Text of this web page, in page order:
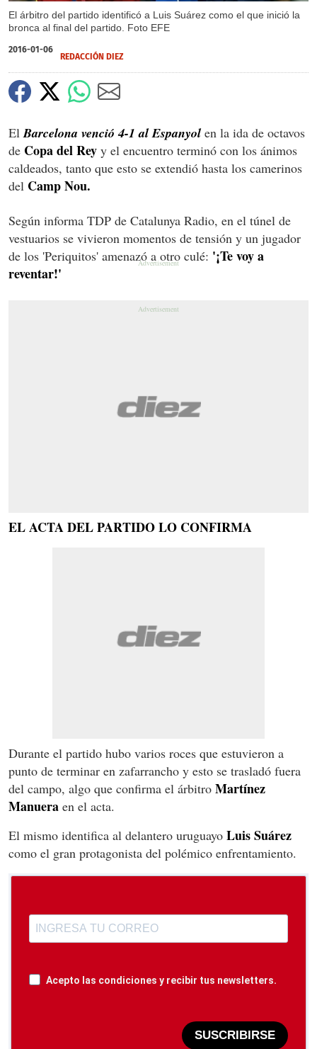
El árbitro del partido identificó a Luis Suárez como el que inició la
bronca al final del partido. Foto EFE
2016-01-06
REDACCIÓN DIEZ
El Barcelona venció 4-1 al Espanyol en la ida de octavos
de Copa del Rey y el encuentro terminó con los ánimos
caldeados, tanto que esto se extendió hasta los camerinos
del Camp Nou.
Según informa TDP de Catalunya Radio, en el túnel de
vestuarios se vivieron momentos de tensión y un jugador
de los 'Periquitos' amenazó a otro culé: '¡Te voy a
reventar!'
EL ACTA DEL PARTIDO LO CONFIRMA
Durante el partido hubo varios roces que estuvieron a
punto de terminar en zafarrancho y esto se trasladó fuera
del campo, algo que confirma el árbitro Martínez
Manuera en el acta.
El mismo identifica al delantero uruguayo Luis Suárez
como el gran protagonista del polémico enfrentamiento.
Acepto las condiciones y recibir tus newsletters.
SUSCRIBIRSE